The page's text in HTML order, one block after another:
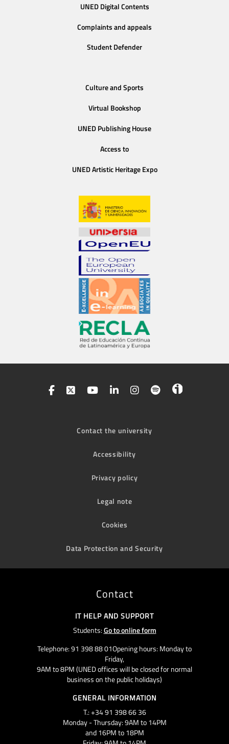
UNED Digital Contents
Complaints and appeals
Student Defender
Culture and Sports
Virtual Bookshop
UNED Publishing House
Access to
UNED Artistic Heritage Expo
Contact the university
Accessibility
Privacy policy
Legal note
Cookies
Data Protection and Security
Contact
IT HELP AND SUPPORT
Students:Go to online form
Telephone: 91 398 88 01Opening hours: Monday to
Friday,
9AM to 8PM (UNED offices will be closed for normal
business on the public holidays)
GENERAL INFORMATION
T.: +34 91 398 66 36
Monday - Thursday: 9AM to 14PM
and 16PM to 18PM